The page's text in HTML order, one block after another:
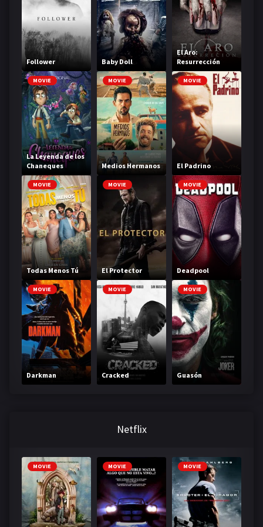
Follower Baby Doll
El Aro:
Resurrección
MOVIE
La Leyenda de los
Chaneques
MOVIE
Medios Hermanos
MOVIE
El Padrino
MOVIE
Todas Menos Tú
MOVIE
El Protector
MOVIE
Deadpool
MOVIE
Darkman
MOVIE
Cracked
MOVIE
Guasón
Netflix
MOVIE MOVIE MOVIE